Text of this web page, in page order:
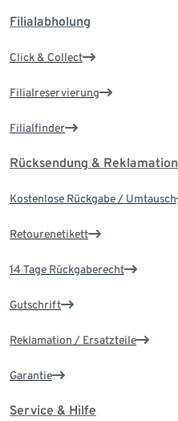
Filialabholung
Click & Collect
Filialreservierung
Filialfinder
Rücksendung & Reklamation
Kostenlose Rückgabe / Umtausch
Retourenetikett
14 Tage Rückgaberecht
Gutschrift
Reklamation / Ersatzteile
Garantie
Service & Hilfe